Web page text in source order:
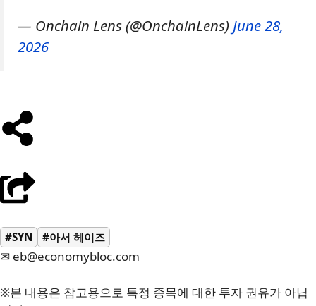
— Onchain Lens (@OnchainLens) June 28,
2026
#SYN #아서 헤이즈
✉ eb@economybloc.com
※본 내용은 참고용으로 특정 종목에 대한 투자 권유가 아닙